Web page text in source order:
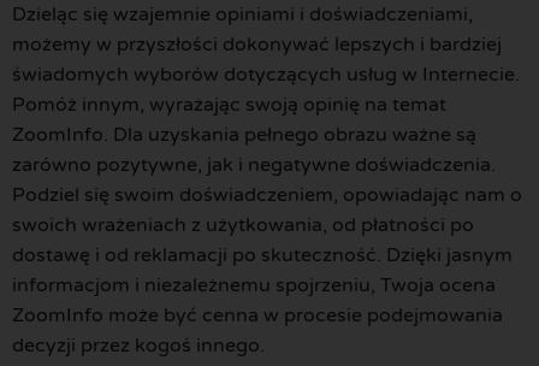
Dzieląc się wzajemnie opiniami i doświadczeniami,
możemy w przyszłości dokonywać lepszych i bardziej
świadomych wyborów dotyczących usług w Internecie.
Pomóż innym, wyrażając swoją opinię na temat
ZoomInfo. Dla uzyskania pełnego obrazu ważne są
zarówno pozytywne, jak i negatywne doświadczenia.
Podziel się swoim doświadczeniem, opowiadając nam o
swoich wrażeniach z użytkowania, od płatności po
dostawę i od reklamacji po skuteczność. Dzięki jasnym
informacjom i niezależnemu spojrzeniu, Twoja ocena
ZoomInfo może być cenna w procesie podejmowania
decyzji przez kogoś innego.